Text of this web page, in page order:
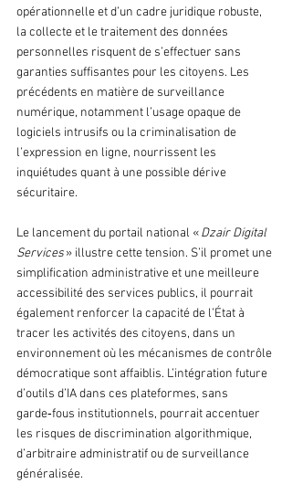
opérationnelle et d’un cadre juridique robuste,
la collecte et le traitement des données
personnelles risquent de s’effectuer sans
garanties suffisantes pour les citoyens. Les
précédents en matière de surveillance
numérique, notamment l’usage opaque de
logiciels intrusifs ou la criminalisation de
l’expression en ligne, nourrissent les
inquiétudes quant à une possible dérive
sécuritaire.
Le lancement du portail national « Dzair Digital
Services » illustre cette tension. S’il promet une
simplification administrative et une meilleure
accessibilité des services publics, il pourrait
également renforcer la capacité de l’État à
tracer les activités des citoyens, dans un
environnement où les mécanismes de contrôle
démocratique sont affaiblis. L’intégration future
d’outils d’IA dans ces plateformes, sans
garde‑fous institutionnels, pourrait accentuer
les risques de discrimination algorithmique,
d’arbitraire administratif ou de surveillance
généralisée.